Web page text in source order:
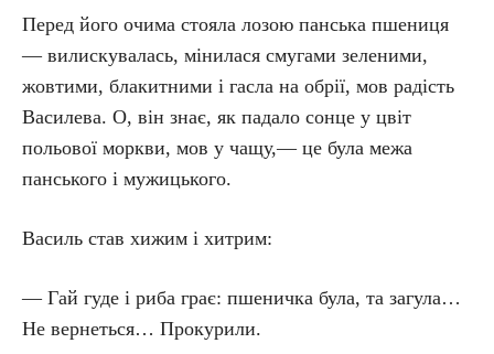
Перед його очима стояла лозою панська пшениця
— вилискувалась, мінилася смугами зеленими,
жовтими, блакитними і гасла на обрії, мов радість
Василева. О, він знає, як падало сонце у цвіт
польової моркви, мов у чащу,— це була межа
панського і мужицького.
Василь став хижим і хитрим:
— Гай гуде і риба грає: пшеничка була, та загула…
Не вернеться… Прокурили.